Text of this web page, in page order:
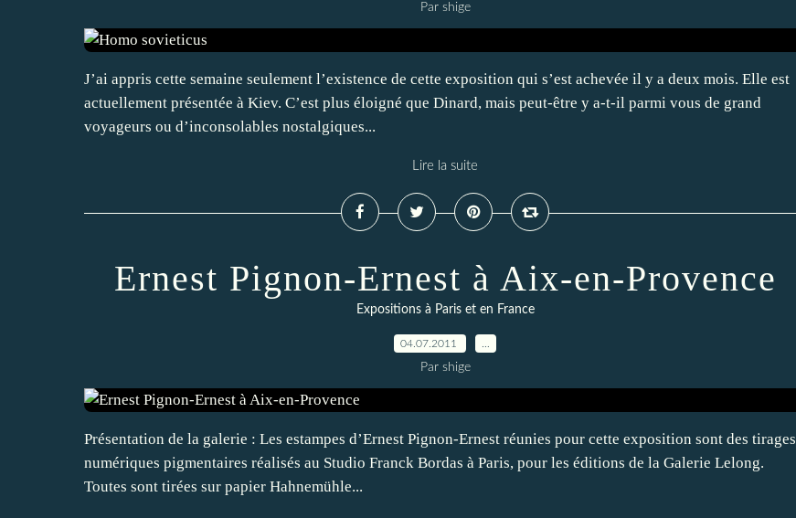
Par shige
J’ai appris cette semaine seulement l’existence de cette exposition qui s’est achevée il y a deux mois. Elle est
actuellement présentée à Kiev. C’est plus éloigné que Dinard, mais peut-être y a-t-il parmi vous de grand
voyageurs ou d’inconsolables nostalgiques...
Lire la suite
Ernest Pignon-Ernest à Aix-en-Provence
Expositions à Paris et en France
04.07.2011
Par shige
Présentation de la galerie : Les estampes d’Ernest Pignon-Ernest réunies pour cette exposition sont des tirages
numériques pigmentaires réalisés au Studio Franck Bordas à Paris, pour les éditions de la Galerie Lelong.
Toutes sont tirées sur papier Hahnemühle...